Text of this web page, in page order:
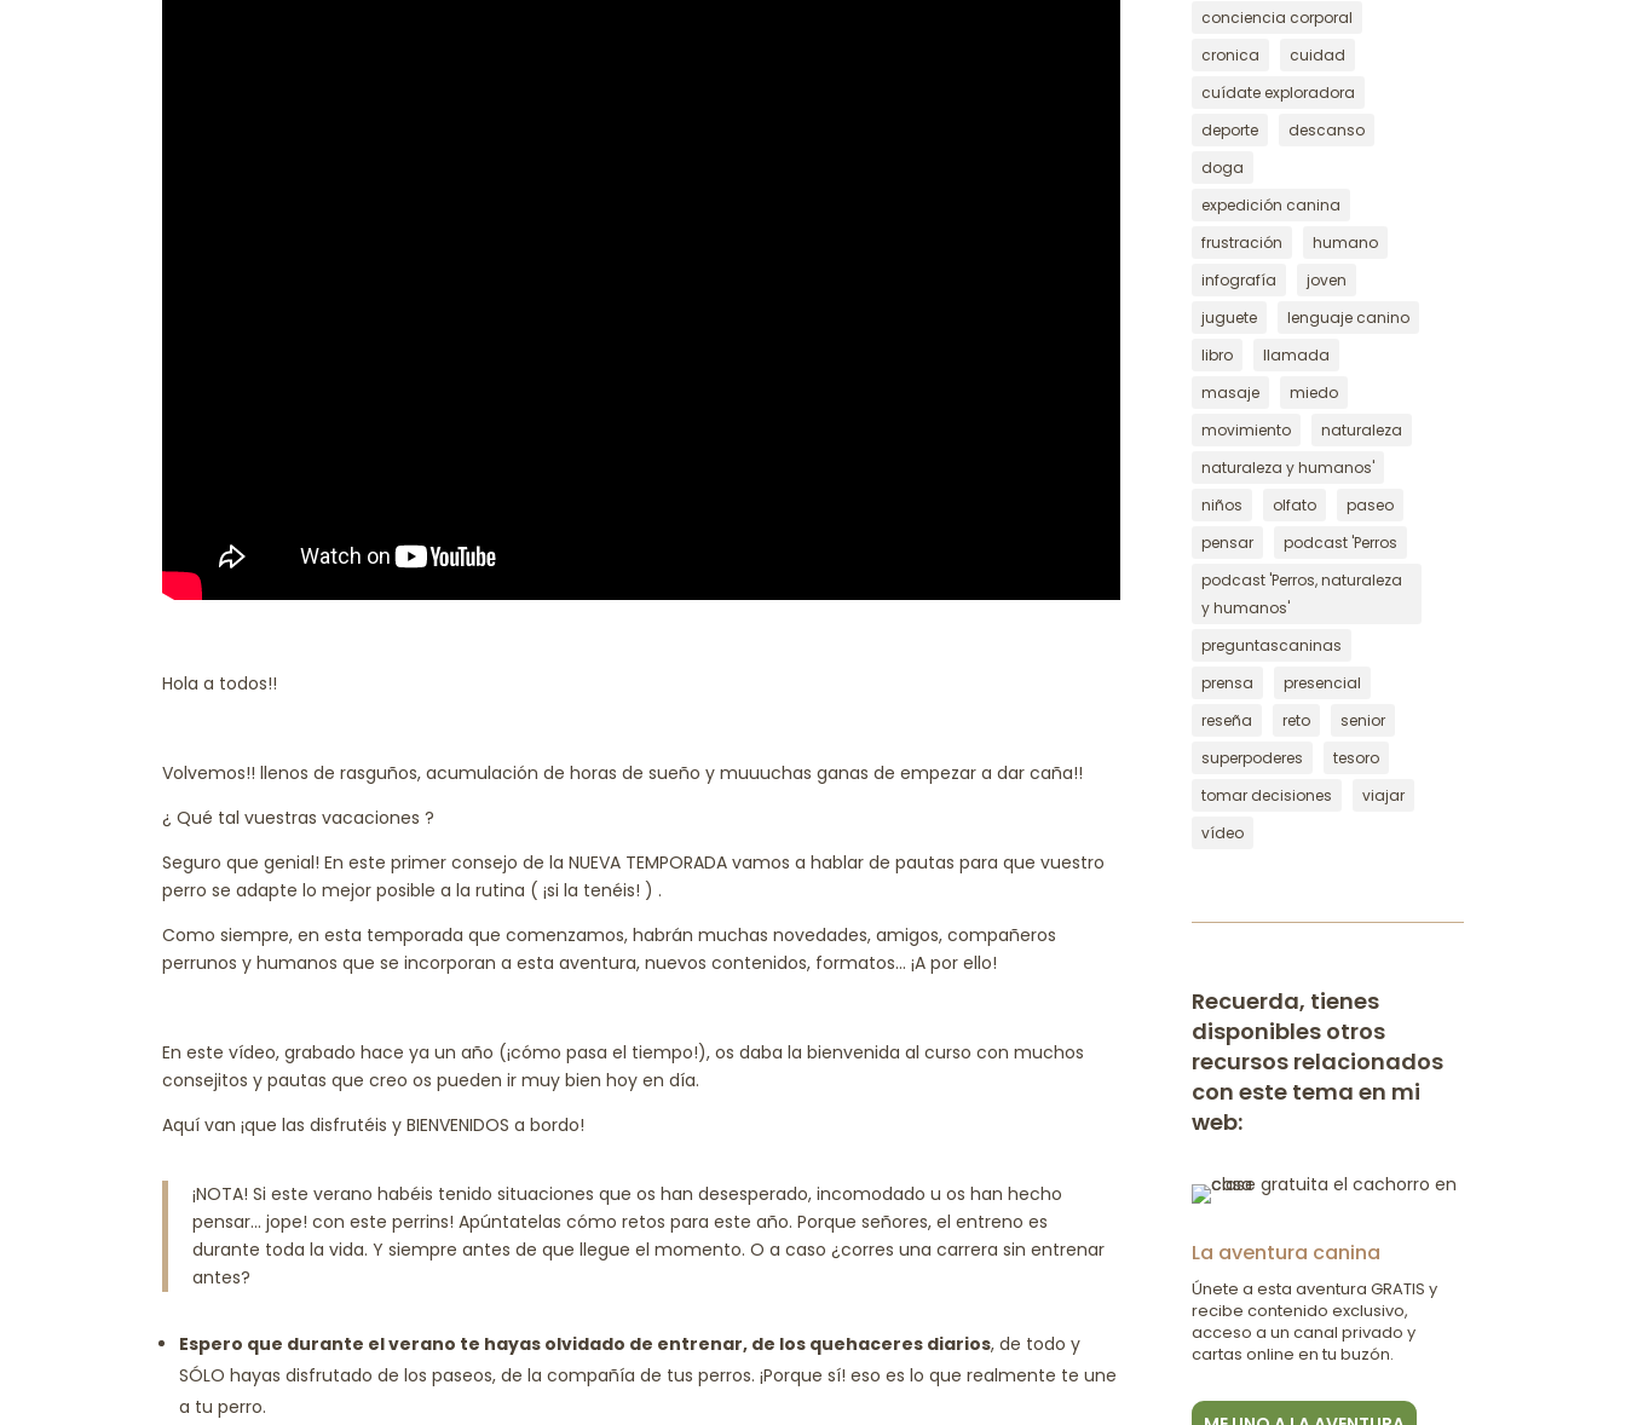
Hola a todos!!
Volvemos!! llenos de rasguños, acumulación de horas de sueño y muuuchas ganas de empezar a dar caña!!
¿ Qué tal vuestras vacaciones ?
Seguro que genial! En este primer consejo de la NUEVA TEMPORADA vamos a hablar de pautas para que vuestro
perro se adapte lo mejor posible a la rutina ( ¡si la tenéis! ) .
Como siempre, en esta temporada que comenzamos, habrán muchas novedades, amigos, compañeros
perrunos y humanos que se incorporan a esta aventura, nuevos contenidos, formatos… ¡A por ello!
En este vídeo, grabado hace ya un año (¡cómo pasa el tiempo!), os daba la bienvenida al curso con muchos
consejitos y pautas que creo os pueden ir muy bien hoy en día.
Aquí van ¡que las disfrutéis y BIENVENIDOS a bordo!
¡NOTA! Si este verano habéis tenido situaciones que os han desesperado, incomodado u os han hecho
pensar… jope! con este perrins!Apúntatelas cómo retos para este año. Porque señores, el entreno es
durante toda la vida. Y siempre antes de que llegue el momento. O a caso ¿corres una carrera sin entrenar
antes?
Espero que durante el verano te hayas olvidado de entrenar, de los quehaceres diarios, de todo y
SÓLO hayas disfrutado de los paseos, de la compañía de tus perros. ¡Porque sí! eso es lo que realmente te une
a tu perro.
conciencia corporal
cronica
cuidad
cuídate exploradora
deporte
descanso
doga
expedición canina
frustración
humano
infografía
joven
juguete
lenguaje canino
libro
llamada
masaje
miedo
movimiento
naturaleza
naturaleza y humanos'
niños
olfato
paseo
pensar
podcast 'Perros
podcast 'Perros, naturaleza
y humanos'
preguntascaninas
prensa
presencial
reseña
reto
senior
superpoderes
tesoro
tomar decisiones
viajar
vídeo
Recuerda, tienes
disponibles otros
recursos relacionados
con este tema en mi
web:
La aventura canina
Únete a esta aventura GRATIS y
recibe contenido exclusivo,
acceso a un canal privado y
cartas online en tu buzón.